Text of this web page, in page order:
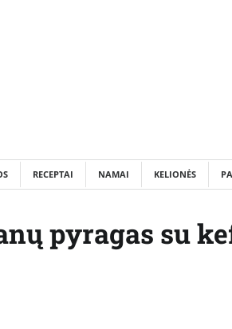
RECEPTAI NAMAI KELIONĖS
pyragas su